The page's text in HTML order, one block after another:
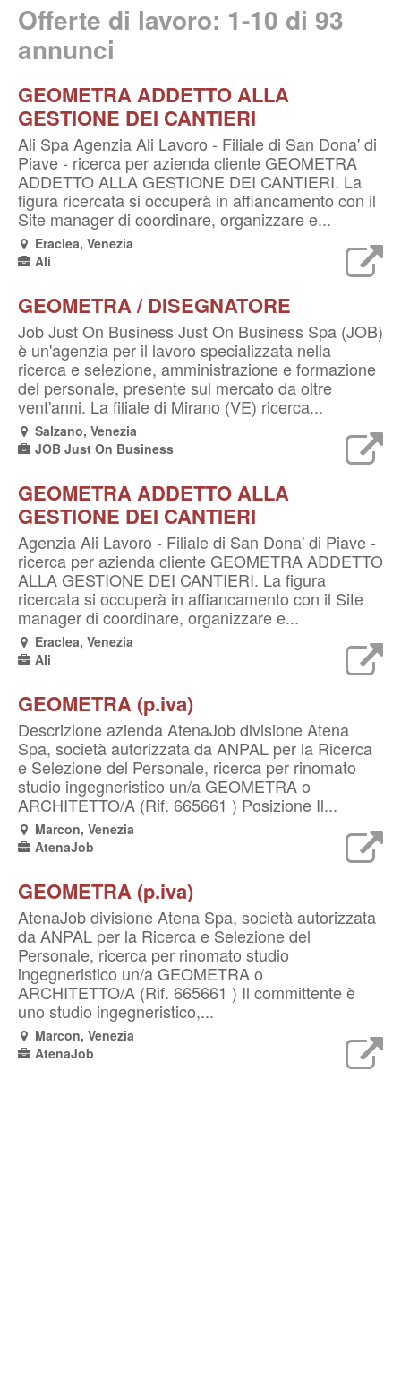
Offerte di lavoro: 1-10 di 93
annunci
GEOMETRA ADDETTO ALLA
GESTIONE DEI CANTIERI
Ali Spa Agenzia Ali Lavoro - Filiale di San Dona' di
Piave - ricerca per azienda cliente GEOMETRA
ADDETTO ALLA GESTIONE DEI CANTIERI. La
figura ricercata si occuperà in affiancamento con il
Site manager di coordinare, organizzare e...
Eraclea, Venezia
Ali
GEOMETRA / DISEGNATORE
Job Just On Business Just On Business Spa (JOB)
è un'agenzia per il lavoro specializzata nella
ricerca e selezione, amministrazione e formazione
del personale, presente sul mercato da oltre
vent'anni. La filiale di Mirano (VE) ricerca...
Salzano, Venezia
JOB Just On Business
GEOMETRA ADDETTO ALLA
GESTIONE DEI CANTIERI
Agenzia Ali Lavoro - Filiale di San Dona' di Piave -
ricerca per azienda cliente GEOMETRA ADDETTO
ALLA GESTIONE DEI CANTIERI. La figura
ricercata si occuperà in affiancamento con il Site
manager di coordinare, organizzare e...
Eraclea, Venezia
Ali
GEOMETRA (p.iva)
Descrizione azienda AtenaJob divisione Atena
Spa, società autorizzata da ANPAL per la Ricerca
e Selezione del Personale, ricerca per rinomato
studio ingegneristico un/a GEOMETRA o
ARCHITETTO/A (Rif. 665661 ) Posizione Il...
Marcon, Venezia
AtenaJob
GEOMETRA (p.iva)
AtenaJob divisione Atena Spa, società autorizzata
da ANPAL per la Ricerca e Selezione del
Personale, ricerca per rinomato studio
ingegneristico un/a GEOMETRA o
ARCHITETTO/A (Rif. 665661 ) Il committente è
uno studio ingegneristico,...
Marcon, Venezia
AtenaJob